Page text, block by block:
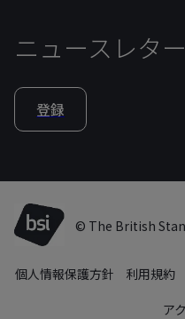
ニュースレタ
登録
© The British
個人情報保護方針 利用規約
ア